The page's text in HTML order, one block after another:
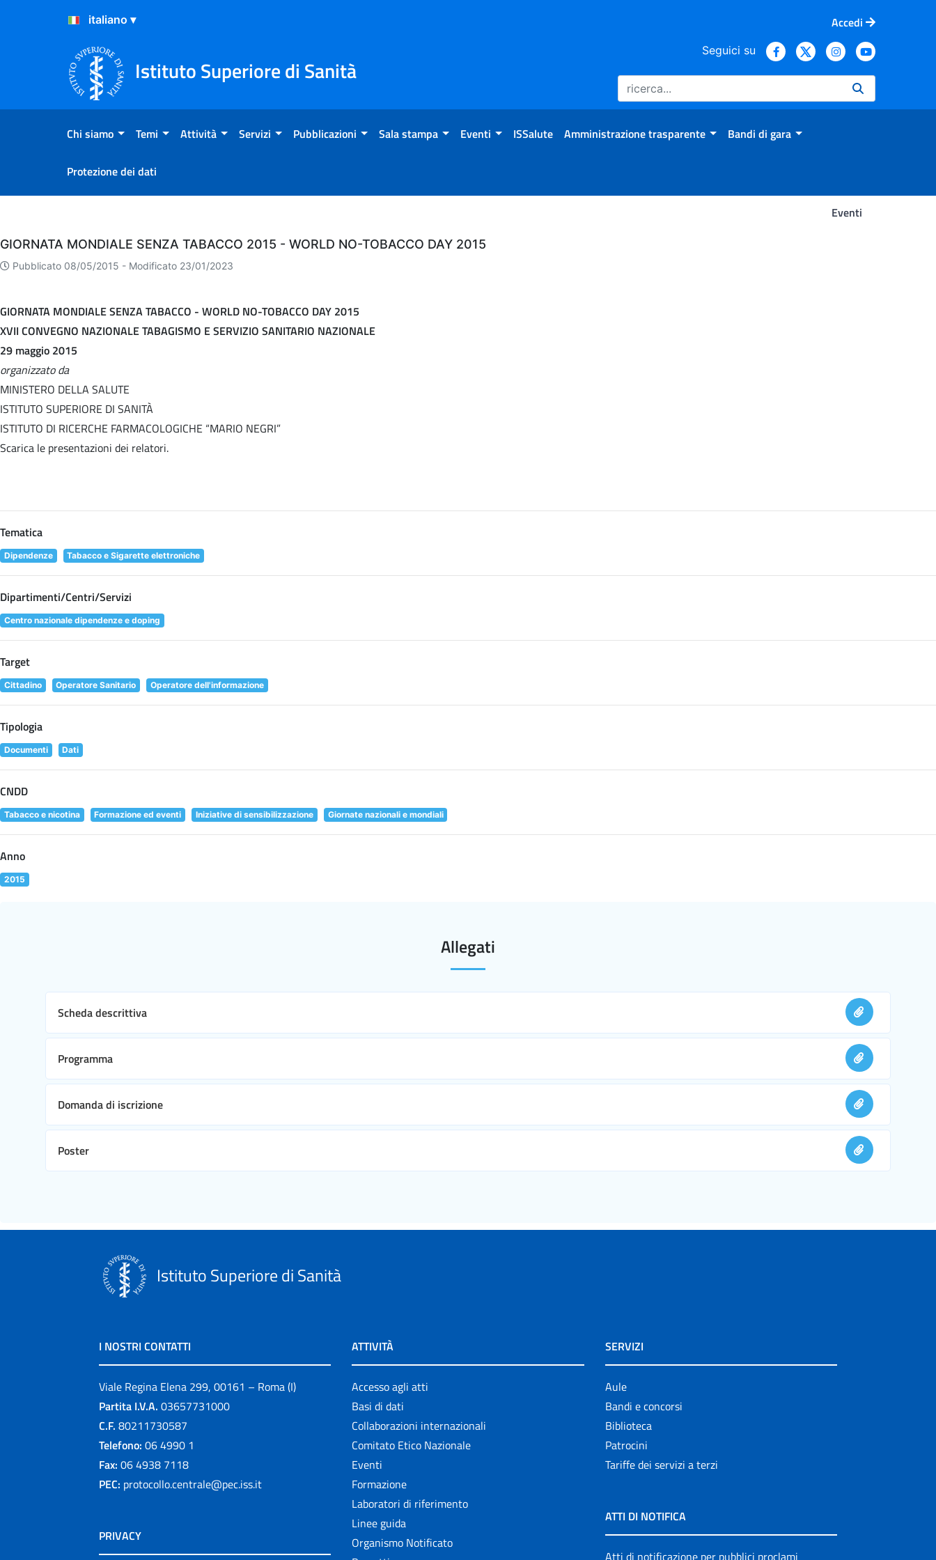
Salta al Contenuto
Salta al Footer
Accedi
Istituto Superiore di Sanità
Seguici su
Chi siamo Temi Attività Servizi Pubblicazioni Sala stampa Eventi ISSalute Amministrazione trasparente Bandi di gara
Protezione dei dati
Eventi
Eventi
GIORNATA MONDIALE SENZA TABACCO 2015 - WORLD NO-TOBACCO DAY 2015
Pubblicato 08/05/2015 - Modificato 23/01/2023
GIORNATA MONDIALE SENZA TABACCO - WORLD NO-TOBACCO DAY 2015
XVII CONVEGNO NAZIONALE TABAGISMO E SERVIZIO SANITARIO NAZIONALE
29 maggio 2015
organizzato da
MINISTERO DELLA SALUTE
ISTITUTO SUPERIORE DI SANITÀ
ISTITUTO DI RICERCHE FARMACOLOGICHE “MARIO NEGRI”
Scarica le presentazioni dei relatori.
Tematica
Dipendenze Tabacco e Sigarette elettroniche
Dipartimenti/Centri/Servizi
Centro nazionale dipendenze e doping
Target
Cittadino Operatore Sanitario Operatore dell'informazione
Tipologia
Documenti Dati
CNDD
Tabacco e nicotina Formazione ed eventi Iniziative di sensibilizzazione Giornate nazionali e mondiali
Anno
2015
Allegati
Scheda descrittiva
Programma
Domanda di iscrizione
Poster
Istituto Superiore di Sanità
I NOSTRI CONTATTI
Viale Regina Elena 299, 00161 – Roma (I)
Partita I.V.A. 03657731000
C.F. 80211730587
Telefono: 06 4990 1
Fax: 06 4938 7118
PEC: protocollo.centrale@pec.iss.it
PRIVACY
ATTIVITÀ
Accesso agli atti
Basi di dati
Collaborazioni internazionali
Comitato Etico Nazionale
Eventi
Formazione
Laboratori di riferimento
Linee guida
Organismo Notificato
SERVIZI
Aule
Bandi e concorsi
Biblioteca
Patrocini
Tariffe dei servizi a terzi
ATTI DI NOTIFICA
Atti di notificazione per pubblici proclami